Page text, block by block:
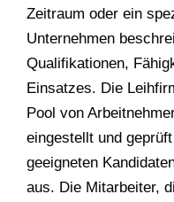
Zeitraum oder ein
Unternehmen
Qualifikationen,
Einsatzes. Die
Pool von
eingestellt und
geeigneten
aus. Die Mitarbeiter,